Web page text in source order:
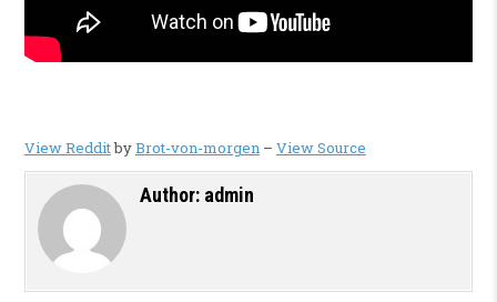
View RedditbyBrot-von-morgen– View Source
Author: admin